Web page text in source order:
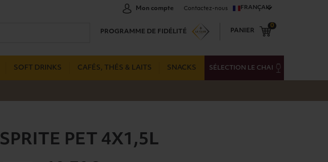
Mon compte Contactez-nous FRANÇAIS
PROGRAMME DE FIDÉLITÉ PANIER
0
SOFT DRINKS CAFÉS, THÉS & LAITS SNACKS SÉLECTION LE CHAI
SPRITE PET 4X1,5L